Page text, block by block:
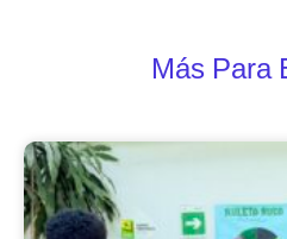
Más Para